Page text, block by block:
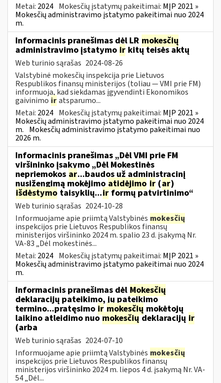
Metai: 2024 Mokesčių įstatymų pakeitimai: MĮP 2021 »
Mokesčių administravimo įstatymo pakeitimai nuo 2024
m.
Informacinis pranešimas dėl LR mokesčių
administravimo įstatymo ir kitų teisės aktų
Web turinio sąrašas 2024-08-26
Valstybinė mokesčių inspekcija prie Lietuvos
Respublikos finansų ministerijos (toliau — VMI prie FM)
informuoja, kad siekdamas įgyvendinti Ekonomikos
gaivinimo iratsparumo...
Metai: 2024 Mokesčių įstatymų pakeitimai: MĮP 2021 »
Mokesčių administravimo įstatymo pakeitimai nuo 2024
m. Mokesčių administravimo įstatymo pakeitimai nuo
2026 m.
Informacinis pranešimas „Dėl VMI prie FM
viršininko įsakymo „Dėl Mokestinės
nepriemokos ar...baudos už administracinį
nusižengimą mokėjimo atidėjimo ir (ar)
išdėstymo taisyklių...irformų patvirtinimo“
Web turinio sąrašas 2024-10-28
Informuojame apie priimtą Valstybinės mokesčių
inspekcijos prie Lietuvos Respublikos finansų
ministerijos viršininko 2024 m. spalio 23 d. įsakymą Nr.
VA-83 „Dėl mokestinės...
Metai: 2024 Mokesčių įstatymų pakeitimai: MĮP 2021 »
Mokesčių administravimo įstatymo pakeitimai nuo 2024
m.
Informacinis pranešimas dėl Mokesčių
deklaracijų pateikimo, jų pateikimo
termino...pratęsimo ir mokesčių mokėtojų
laikino atleidimo nuomokesčiųdeklaracijų ir
(arba
Web turinio sąrašas 2024-07-10
Informuojame apie priimtą Valstybinės mokesčių
inspekcijos prie Lietuvos Respublikos finansų
ministerijos viršininko 2024 m. liepos 4 d. įsakymą Nr. VA-
54 „Dėl...